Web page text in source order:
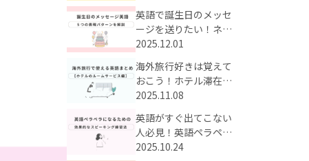
とは？
英語で誕生日のメッセ
ージを送りたい！ネイ
ティブも使うかっこい
てご紹介
2025.12.01
海外旅行好きは覚えて
おこう！ホテル滞在中
のルームサービスに使
2025.11.08
英語がすぐ出てこない
人必見！英語ペラペラ
に近づくための効果的
2025.10.24